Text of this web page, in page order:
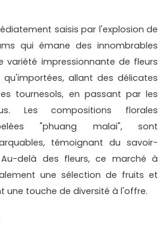
saisis par l'explosion de
qui émane des innombrables
variété impressionnante de fleurs
allant des délicates
tournesols, en passant par les
Les compositions florales
"phuang malai", sont
témoignant du savoir-
delà des fleurs, ce marché à
une sélection de fruits et
une touche de diversité à l'offre.